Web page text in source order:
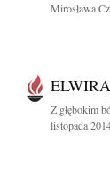
Mirosława
Z głębokim
listopada